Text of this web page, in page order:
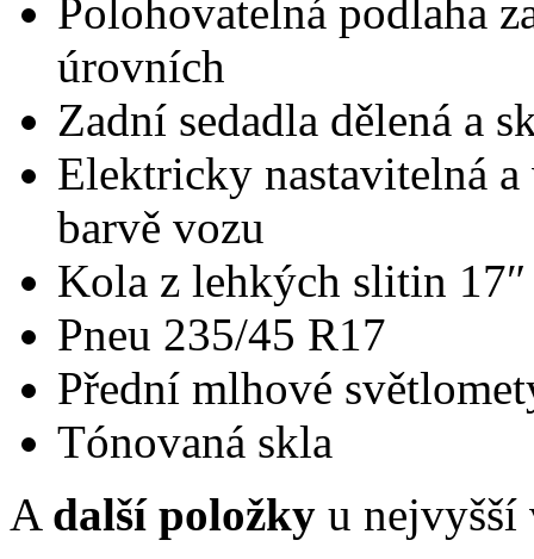
Polohovatelná podlaha
úrovních
Zadní sedadla dělená a
Elektricky nastavitelná
barvě vozu
Kola z lehkých slitin 17″
Pneu 235/45 R17
Přední mlhové
Tónovaná skla
A další položky u nejvyšší